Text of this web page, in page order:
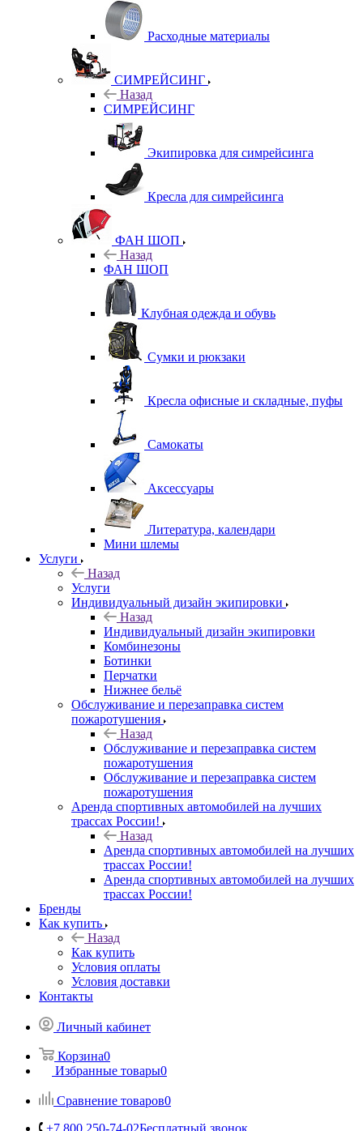
Расходные материалы
СИМРЕЙСИНГ
Назад
СИМРЕЙСИНГ
Экипировка для симрейсинга
Кресла для симрейсинга
ФАН ШОП
Назад
ФАН ШОП
Клубная одежда и обувь
Сумки и рюкзаки
Кресла офисные и складные, пуфы
Самокаты
Аксессуары
Литература, календари
Мини шлемы
Услуги
Назад
Услуги
Индивидуальный дизайн экипировки
Назад
Индивидуальный дизайн экипировки
Комбинезоны
Ботинки
Перчатки
Нижнее бельё
Обслуживание и перезаправка систем
пожаротушения
Назад
Обслуживание и перезаправка систем
пожаротушения
Обслуживание и перезаправка систем
пожаротушения
Аренда спортивных автомобилей на лучших
трассах России!
Назад
Аренда спортивных автомобилей на лучших
трассах России!
Аренда спортивных автомобилей на лучших
трассах России!
Бренды
Как купить
Назад
Как купить
Условия оплаты
Условия доставки
Контакты
Личный кабинет
Корзина0
Избранные товары0
Сравнение товаров0
+7 800 250-74-02Бесплатный звонок